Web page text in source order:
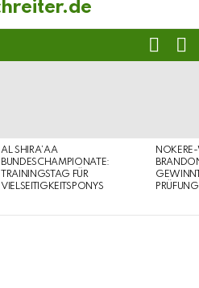
AL SHIRA’AA
BUNDESCHAMPIONATE:
TRAININGSTAG FÜR
VIELSEITIGKEITSPONYS
PRÜFUNG